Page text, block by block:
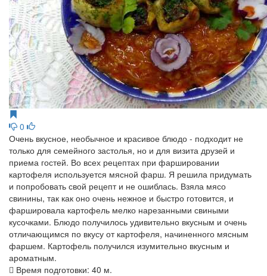
0
Очень вкусное, необычное и красивое блюдо - подходит не
только для семейного застолья, но и для визита друзей и
приема гостей. Во всех рецептах при фаршировании
картофеля используется мясной фарш. Я решила придумать
и попробовать свой рецепт и не ошиблась. Взяла мясо
свинины, так как оно очень нежное и быстро готовится, и
фаршировала картофель мелко нарезанными свиными
кусочками. Блюдо получилось удивительно вкусным и очень
отличающимся по вкусу от картофеля, начиненного мясным
фаршем. Картофель получился изумительно вкусным и
ароматным.
Время подготовки: 40 м.